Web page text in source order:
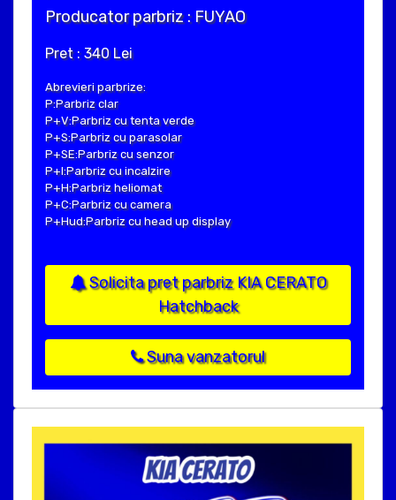
Producator parbriz : FUYAO
Pret : 340 Lei
Abrevieri parbrize:
P:Parbriz clar
P+V:Parbriz cu tenta verde
P+S:Parbriz cu parasolar
P+SE:Parbriz cu senzor
P+I:Parbriz cu incalzire
P+H:Parbriz heliomat
P+C:Parbriz cu camera
P+Hud:Parbriz cu head up display
Solicita pret parbriz KIA CERATO
Hatchback
Suna vanzatorul